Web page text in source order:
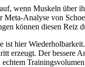
wenn Muskeln über
Analyse von
können diesen Reiz
ist hier
erzeugt. Der bessere